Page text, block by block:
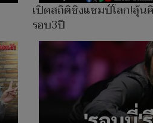
เปิดสถิติชิงแชมป์โลก!ลุ้น
รอบ3ปี